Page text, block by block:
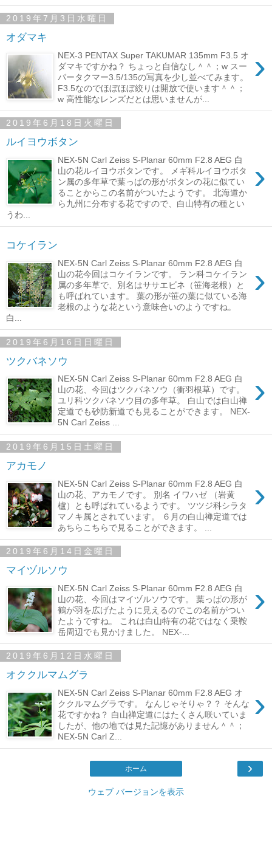
2019年7月3日水曜日
オダマキ
›
NEX-3 PENTAX Super TAKUMAR 135mm F3.5 オ
ダマキですかね？ ちょっと自信なし＾＾；w スー
パータクマー3.5/135の写真を少し並べてみます。
F3.5なのでほぼほぼ絞りは開放で使います＾＾；
w 高性能なレンズだとは思いませんが...
2019年6月18日火曜日
ルイヨウボタン
›
NEX-5N Carl Zeiss S-Planar 60mm F2.8 AEG 白
山の花ルイヨウボタンです。 メギ科ルイヨウボタ
ン属の多年草で葉っぱの形がボタンの花に似てい
ることからこの名前がついたようです。 北海道か
ら九州に分布する花ですので、白山特有の種とい
うわ...
コケイラン
›
NEX-5N Carl Zeiss S-Planar 60mm F2.8 AEG 白
山の花今回はコケイランです。 ラン科コケイラン
属の多年草で、別名はササエビネ（笹海老根）と
も呼ばれています。 葉の形が笹の葉に似ている海
老根のような花という意味合いのようですね。
白...
2019年6月16日日曜日
ツクバネソウ
›
NEX-5N Carl Zeiss S-Planar 60mm F2.8 AEG 白
山の花、今回はツクバネソウ（衝羽根草）です。
ユリ科ツクバネソウ目の多年草。 白山では白山禅
定道でも砂防新道でも見ることができます。 NEX-
5N Carl Zeiss ...
2019年6月15日土曜日
アカモノ
›
NEX-5N Carl Zeiss S-Planar 60mm F2.8 AEG 白
山の花、アカモノです。 別名 イワハゼ （岩黄
櫨）とも呼ばれているようです。 ツツジ科シラタ
マノキ属とされています。 ６月の白山禅定道では
あちらこちらで見ることができます。 ...
2019年6月14日金曜日
マイヅルソウ
›
NEX-5N Carl Zeiss S-Planar 60mm F2.8 AEG 白
山の花、今回はマイヅルソウです。 葉っぱの形が
鶴が羽を広げたように見えるのでこの名前がつい
たようですね。 これは白山特有の花ではなく乗鞍
岳周辺でも見かけました。 NEX-...
2019年6月12日水曜日
オククルマムグラ
›
NEX-5N Carl Zeiss S-Planar 60mm F2.8 AEG オ
ククルマムグラです。 なんじゃそりゃ？？ そんな
花ですかね？ 白山禅定道にはたくさん咲いていま
したが、他の地では見た記憶がありません＾＾；
NEX-5N Carl Z...
›
ホーム
ウェブ バージョンを表示